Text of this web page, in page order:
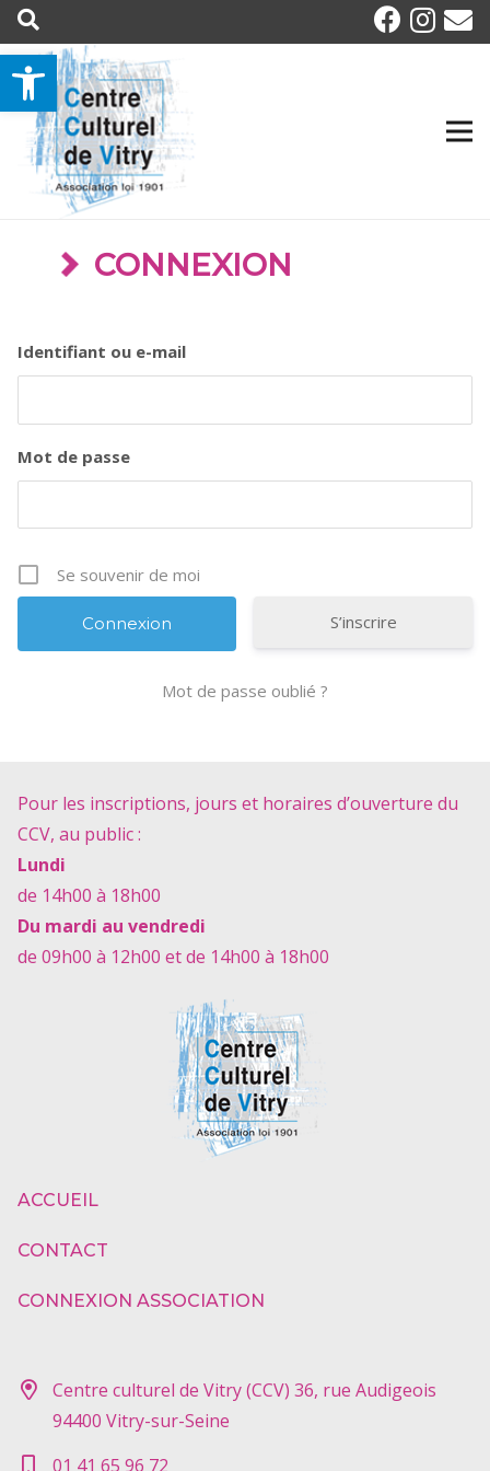
Ouvrir la barre d’outils
CONNEXION
Identifiant ou e-mail
Mot de passe
Se souvenir de moi
S’inscrire
Mot de passe oublié ?
Pour les inscriptions, jours et horaires d’ouverture du
CCV, au public :
Lundi
de 14h00 à 18h00
Du mardi au vendredi
de 09h00 à 12h00 et de 14h00 à 18h00
ACCUEIL
CONTACT
CONNEXION ASSOCIATION
Centre culturel de Vitry (CCV) 36, rue Audigeois
94400 Vitry-sur-Seine
01 41 65 96 72